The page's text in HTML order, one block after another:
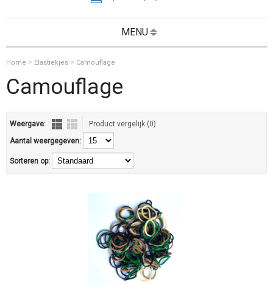
MENU
Home > Elastiekjes > Camouflage
Camouflage
Weergave:
Product vergelijk (0)
Aantal weergegeven:
Sorteren op: